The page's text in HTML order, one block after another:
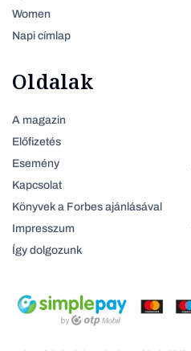
Women
Napi címlap
Oldalak
A magazin
Előfizetés
Esemény
Kapcsolat
Könyvek a Forbes ajánlásával
Impresszum
Így dolgozunk